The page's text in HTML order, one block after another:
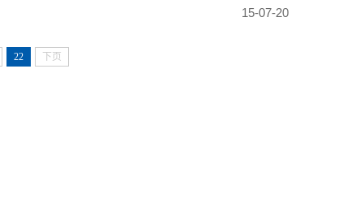
15-07-20
22 下页